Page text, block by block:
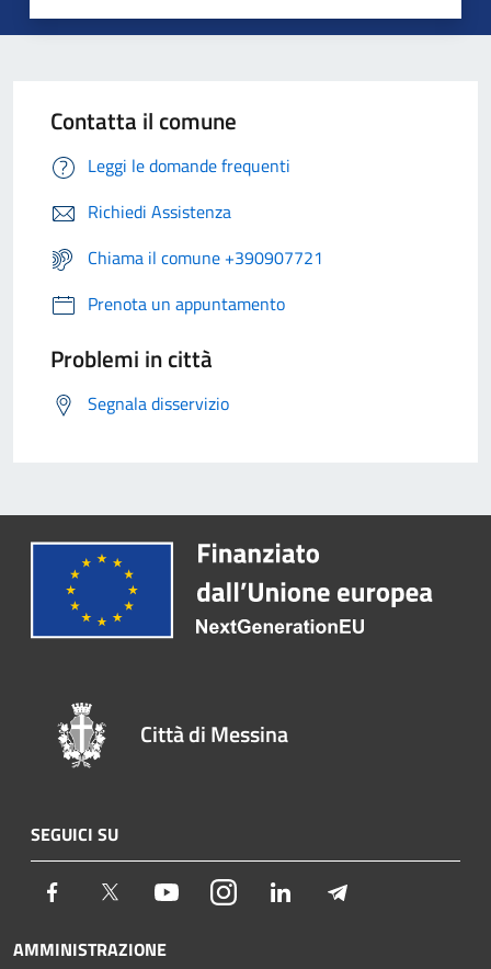
Contatta il comune
Leggi le domande frequenti
Richiedi Assistenza
Chiama il comune +390907721
Prenota un appuntamento
Problemi in città
Segnala disservizio
Città di Messina
SEGUICI SU
Facebook Twitter YoutubeInstagram LinkedIn
AMMINISTRAZIONE